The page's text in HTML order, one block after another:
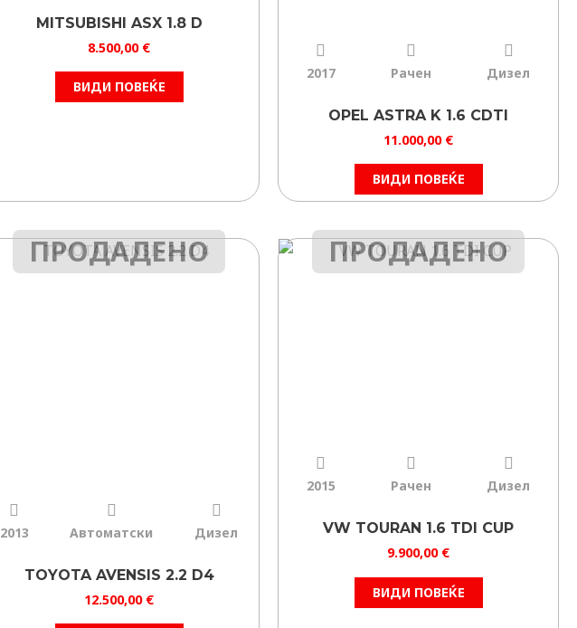
MITSUBISHI ASX 1.8 D
8.500,00 €
ВИДИ ПОВЕЌЕ
2017 Рачен Дизел
OPEL ASTRA K 1.6 CDTI
11.000,00 €
ВИДИ ПОВЕЌЕ
ПРОДАДЕНО
2013 Автоматски Дизел
TOYOTA AVENSIS 2.2 D4
12.500,00 €
ПРОДАДЕНО
2015 Рачен Дизел
VW TOURAN 1.6 TDI CUP
9.900,00 €
ВИДИ ПОВЕЌЕ